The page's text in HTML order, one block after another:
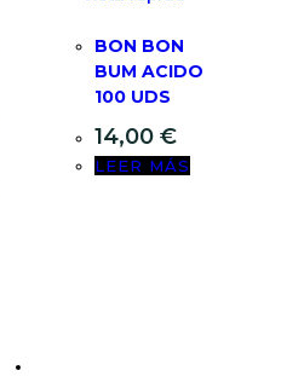
BON BON
BUM ACIDO
100 UDS
14,00 €
LEER MÁS